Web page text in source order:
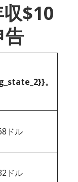
$10
告
。
ドル
ドル